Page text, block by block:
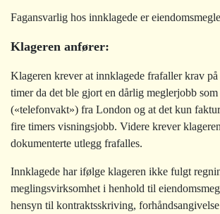
Fagansvarlig hos innklagede er
Klageren anfører:
Klageren krever at innklagede frafaller krav
timer da det ble gjort en dårlig meglerjobb
(«telefonvakt») fra London og at det kun
fire timers visningsjobb. Videre krever
dokumenterte utlegg frafalles.
Innklagede har ifølge klageren ikke fulgt
meglingsvirksomhet i henhold til
hensyn til kontraktsskriving,